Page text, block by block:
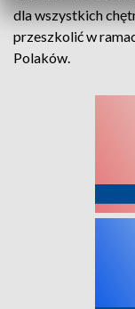
dla wszystkich
przeszkolić w
Polaków.